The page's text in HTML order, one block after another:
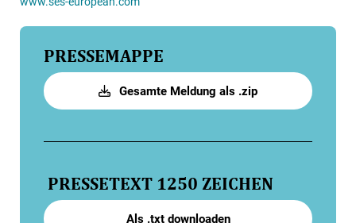
PRESSEMAPPE
Gesamte Meldung als .zip
PRESSETEXT 1250 ZEICHEN
Als .txt downloaden